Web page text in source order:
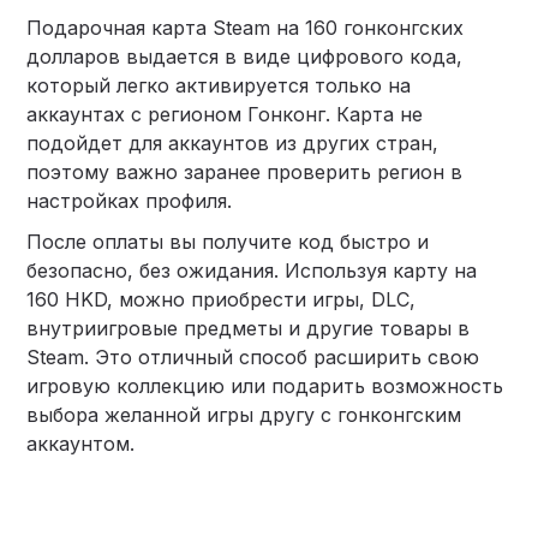
Подарочная карта Steam на 160 гонконгских
долларов выдается в виде цифрового кода,
который легко активируется только на
аккаунтах с регионом Гонконг. Карта не
подойдет для аккаунтов из других стран,
поэтому важно заранее проверить регион в
настройках профиля.
После оплаты вы получите код быстро и
безопасно, без ожидания. Используя карту на
160 HKD, можно приобрести игры, DLC,
внутриигровые предметы и другие товары в
Steam. Это отличный способ расширить свою
игровую коллекцию или подарить возможность
выбора желанной игры другу с гонконгским
аккаунтом.